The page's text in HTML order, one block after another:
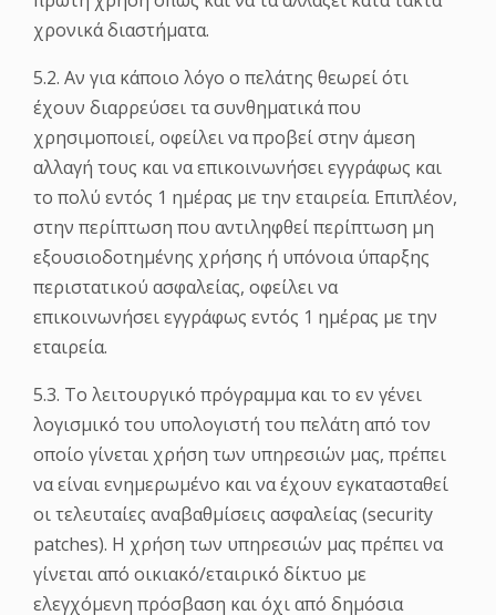
χρονικά διαστήματα.
5.2. Αν για κάποιο λόγο ο πελάτης θεωρεί ότι
έχουν διαρρεύσει τα συνθηματικά που
χρησιμοποιεί, οφείλει να προβεί στην άμεση
αλλαγή τους και να επικοινωνήσει εγγράφως και
το πολύ εντός 1 ημέρας με την εταιρεία. Επιπλέον,
στην περίπτωση που αντιληφθεί περίπτωση μη
εξουσιοδοτημένης χρήσης ή υπόνοια ύπαρξης
περιστατικού ασφαλείας, οφείλει να
επικοινωνήσει εγγράφως εντός 1 ημέρας με την
εταιρεία.
5.3. Το λειτουργικό πρόγραμμα και το εν γένει
λογισμικό του υπολογιστή του πελάτη από τον
οποίο γίνεται χρήση των υπηρεσιών μας, πρέπει
να είναι ενημερωμένο και να έχουν εγκατασταθεί
οι τελευταίες αναβαθμίσεις ασφαλείας (security
patches). Η χρήση των υπηρεσιών μας πρέπει να
γίνεται από οικιακό/εταιρικό δίκτυο με
ελεγχόμενη πρόσβαση και όχι από δημόσια